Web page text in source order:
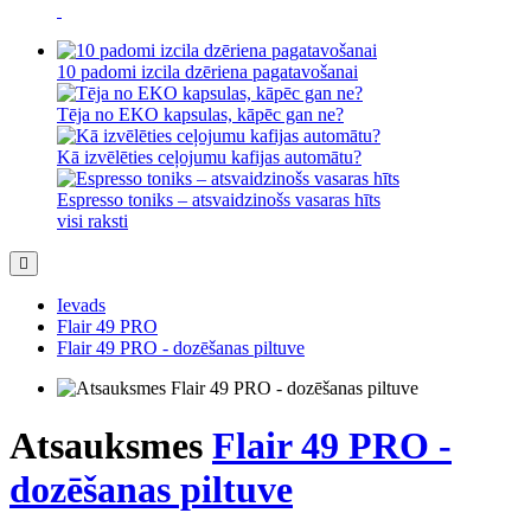
10 padomi izcila dzēriena pagatavošanai
Tēja no EKO kapsulas, kāpēc gan ne?
Kā izvēlēties ceļojumu kafijas automātu?
Espresso toniks – atsvaidzinošs vasaras hīts
visi raksti
Ievads
Flair 49 PRO
Flair 49 PRO - dozēšanas piltuve
Atsauksmes Flair 49 PRO -
dozēšanas piltuve